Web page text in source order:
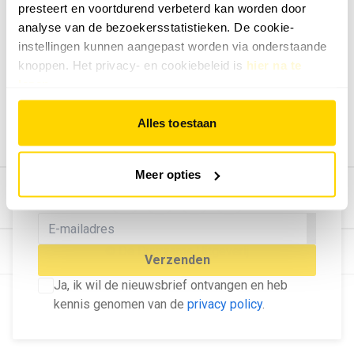
presteert en voortdurend verbeterd kan worden door
analyse van de bezoekersstatistieken. De cookie-
instellingen kunnen aangepast worden via onderstaande
knoppen. Het privacy- en cookiebeleid is hier na te
Alles toestaan
Meer opties
MELD U AAN VOOR ONZE
NIEUWSBRIEF
Blijf op de hoogte van het laatste nieuws!
Verzenden
Ja, ik wil de nieuwsbrief ontvangen en heb
kennis genomen van de privacy policy.
Geef ons feedback
Vertel ons wat je van onze website vindt.
Tip de redactie
Bekijk hier de mogelijkheden.
© Dé Duurzame Uitgeverij